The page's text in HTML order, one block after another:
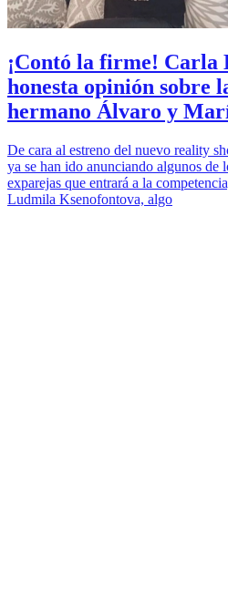
¡Contó la firme! Carla
honesta opinión sobre
hermano Álvaro y
De cara al estreno del nuevo reality
ya se han ido anunciando algunos de
exparejas que entrará a la
Ludmila Ksenofontova, algo